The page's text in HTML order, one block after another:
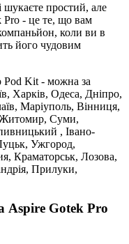
простий, але
Pro - це те, що вам
коли ви в
його чудовим
Pod Kit - можна за
Харків, Одеса, Дніпро,
Маріуполь, Вінниця,
Житомир, Суми,
, Івано-
Ужгород,
Краматорськ, Лозова,
Прилуки,
Aspire Gotek Pro